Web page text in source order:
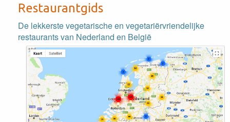
Restaurantgids
De lekkerste vegetarische en vegetariërvriendelijke
restaurants van Nederland en België